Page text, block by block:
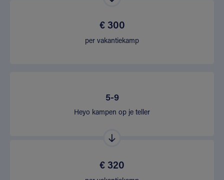
€ 300
per vakantiekamp
5-9
Heyo kampen op je teller
€ 320